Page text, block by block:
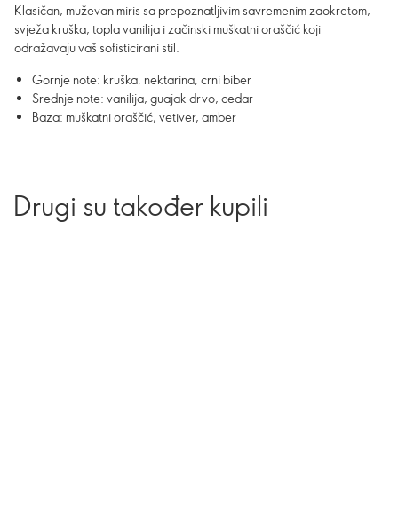
Klasičan, muževan miris sa prepoznatljivim savremenim zaokretom,
svježa kruška, topla vanilija i začinski muškatni oraščić koji
odražavaju vaš sofisticirani stil.
Gornje note: kruška, nektarina, crni biber
Srednje note: vanilija, guajak drvo, cedar
Baza: muškatni oraščić, vetiver, amber
Drugi su također kupili